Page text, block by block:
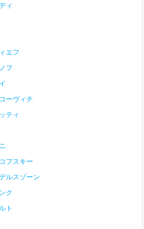
ィ
エフ
フ
ーヴィチ
ティ
フスキー
ルスゾーン
ク
ト